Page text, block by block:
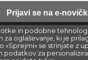
in podobne
za oglaševanje, ki je
»Sprejmi« se strinjate z
podatkov za
Prijavi se na e-